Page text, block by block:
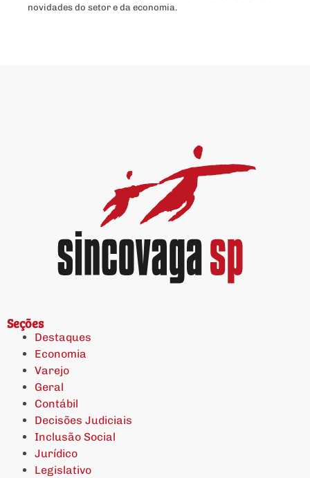
novidades do setor e da economia.
Seções
Destaques
Economia
Varejo
Geral
Contábil
Decisões Judiciais
Inclusão Social
Jurídico
Legislativo